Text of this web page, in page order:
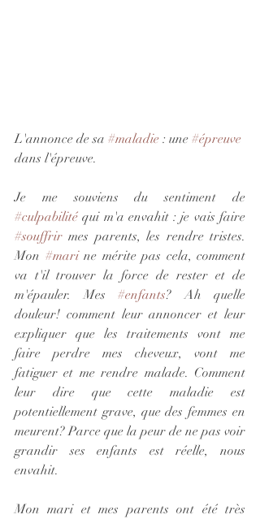
L'annonce de sa #maladie : une #épreuve
dans l'épreuve.
#culpabilité
#souffrir mes parents, les rendre tristes.
Mon #mari ne mérite pas cela, comment
va t'il trouver la force de rester et de
m'épauler. Mes #enfants? Ah quelle
douleur! comment leur annoncer et leur
expliquer que les traitements vont me
faire perdre mes cheveux, vont me
fatiguer et me rendre malade. Comment
leur dire que cette maladie est
potentiellement grave, que des femmes en
meurent? Parce que la peur de ne pas voir
grandir ses enfants est réelle, nous
envahit.
Mon mari et mes parents ont été très